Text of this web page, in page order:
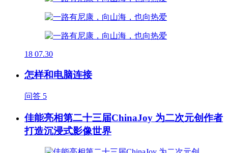
18 07.30
怎样和电脑连接
问答 5
佳能亮相第二十三届ChinaJoy 为二次元创作者
打造沉浸式影像世界